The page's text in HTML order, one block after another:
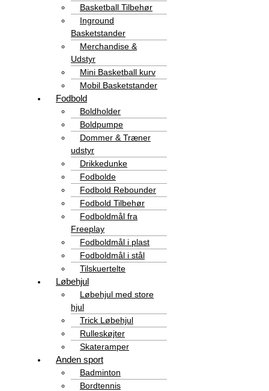
Basketball Tilbehør
Inground
Basketstander
Merchandise &
Udstyr
Mini Basketball kurv
Mobil Basketstander
Fodbold
Boldholder
Boldpumpe
Dommer & Træner
udstyr
Drikkedunke
Fodbolde
Fodbold Rebounder
Fodbold Tilbehør
Fodboldmål fra
Freeplay
Fodboldmål i plast
Fodboldmål i stål
Tilskuertelte
Løbehjul
Løbehjul med store
hjul
Trick Løbehjul
Rulleskøjter
Skateramper
Anden sport
Badminton
Bordtennis